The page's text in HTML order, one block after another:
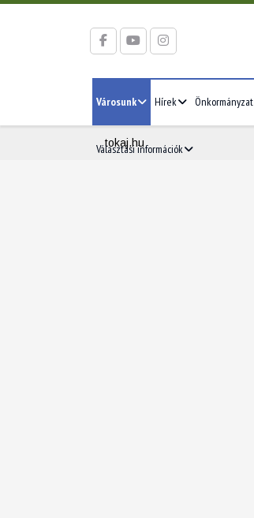
Városunk Hírek Önkormányzat
Választási információk
tokaj.hu